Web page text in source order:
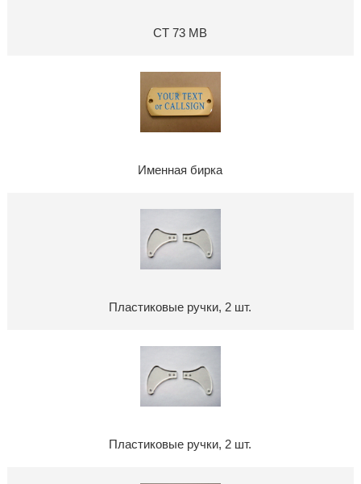
CT 73 MB
Именная бирка
Пластиковые ручки, 2 шт.
Пластиковые ручки, 2 шт.